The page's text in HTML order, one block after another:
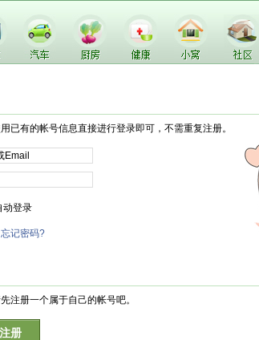
已有的帐号信息直接进行登录即可，不需重复注册。
动登录
忘记密码?
注册一个属于自己的帐号吧。
册